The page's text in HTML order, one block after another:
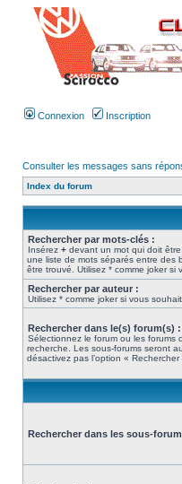
Connexion Inscription
Consulter les messages sans
Index du forum
Rechercher par mots-clés :
Insérez + devant un mot qui doit
une liste de mots séparés entre des
être trouvé. Utilisez * comme joker si
Rechercher par auteur :
Utilisez * comme joker si vous
Rechercher dans le(s) forum(s) :
Sélectionnez le forum ou les forums
recherche. Les sous-forums seront
désactivez pas l’option «
Rechercher dans les sous-